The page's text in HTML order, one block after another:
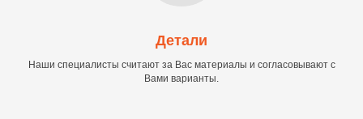
Детали
Наши специалисты считают за Вас материалы и согласовывают с
Вами варианты.